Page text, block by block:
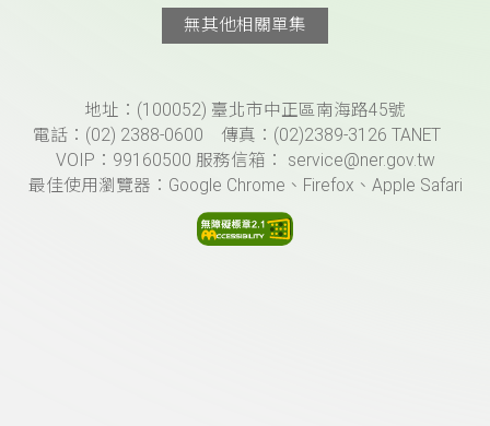
無其他相關單集
頁尾資訊地址：(100052) 臺北市中正區南海路45號
電話：(02) 2388-0600 傳真：(02)2389-3126 TANET
VOIP：99160500 服務信箱： service@ner.gov.tw
最佳使用瀏覽器：Google Chrome、Firefox、Apple Safari